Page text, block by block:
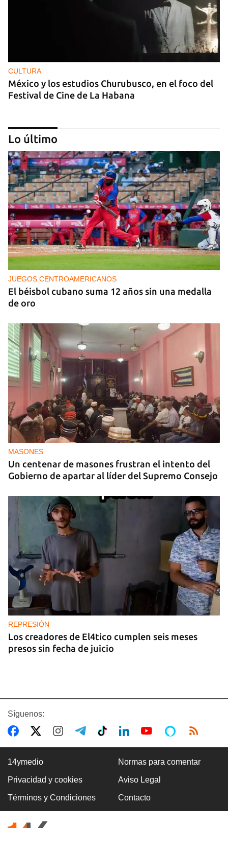
CULTURA
México y los estudios Churubusco, en el foco del
Festival de Cine de La Habana
MÚSICA
Un público enamorado de Celia Cruz desafía la
censura en un homenaje en La Habana
Lo último
JUEGOS CENTROAMERICANOS
El béisbol cubano suma 12 años sin una medalla
de oro
MASONES
Un centenar de masones frustran el intento del
Gobierno de apartar al líder del Supremo Consejo
REPRESIÓN
Los creadores de El4tico cumplen seis meses
presos sin fecha de juicio
BANCARIZACIÓN
La ausencia de un mercado de divisas operativo
explica la escasez de efectivo en moneda
Síguenos:
14ymedio Normas para comentar
Privacidad y cookies Aviso Legal
Términos y Condiciones Contacto